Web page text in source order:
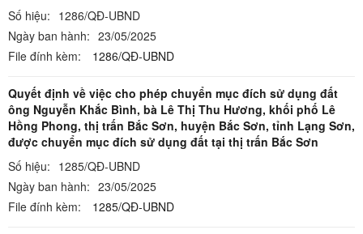
Số hiệu: 1286/QĐ-UBND
Ngày ban hành: 23/05/2025
File đính kèm:
1286/QĐ-UBND
Quyết định về việc cho phép chuyển mục đích sử dụng đất
ông Nguyễn Khắc Bình, bà Lê Thị Thu Hương, khối phố Lê
Hồng Phong, thị trấn Bắc Sơn, huyện Bắc Sơn, tỉnh Lạng Sơn,
được chuyển mục đích sử dụng đất tại thị trấn Bắc Sơn
Số hiệu: 1285/QĐ-UBND
Ngày ban hành: 23/05/2025
File đính kèm:
1285/QĐ-UBND